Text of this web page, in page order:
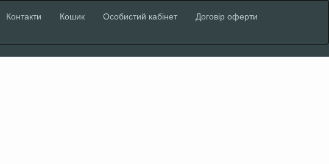
Контакти Кошик Особистий кабінет Договір оферти